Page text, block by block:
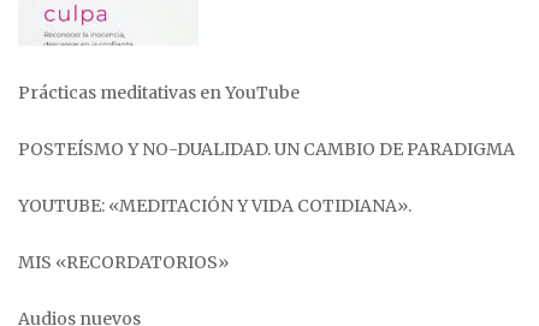
Prácticas meditativas en YouTube
POSTEÍSMO Y NO-DUALIDAD. UN CAMBIO DE PARADIGMA
YOUTUBE: «MEDITACIÓN Y VIDA COTIDIANA».
MIS «RECORDATORIOS»
Audios nuevos